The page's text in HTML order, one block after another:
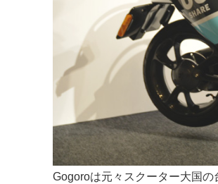
Gogoroは元々スクーター大国の